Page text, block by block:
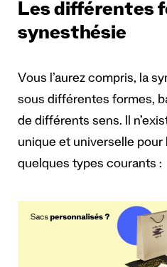
Les différentes
synesthésie
Vous l’aurez compris, la
sous différentes formes,
de différents sens. Il
unique et universelle pour
quelques types courants :